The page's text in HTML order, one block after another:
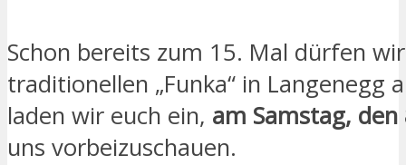
Schon bereits zum 15. Mal dürfen
traditionellen „Funka“ in Langenegg
laden wir euch ein, am Samstag,
uns vorbeizuschauen.